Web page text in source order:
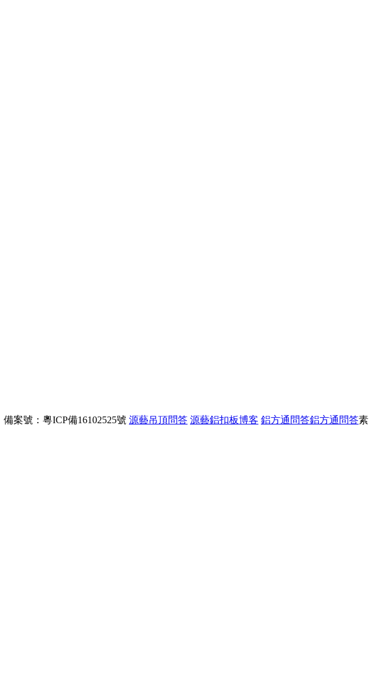
備案號：粵ICP備16102525號 源藝吊頂問答 源藝鋁扣板博客 鋁方通問答鋁方通問答素